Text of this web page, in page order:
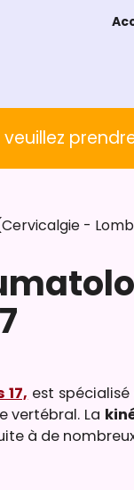
-
est
vertébral. La
à de